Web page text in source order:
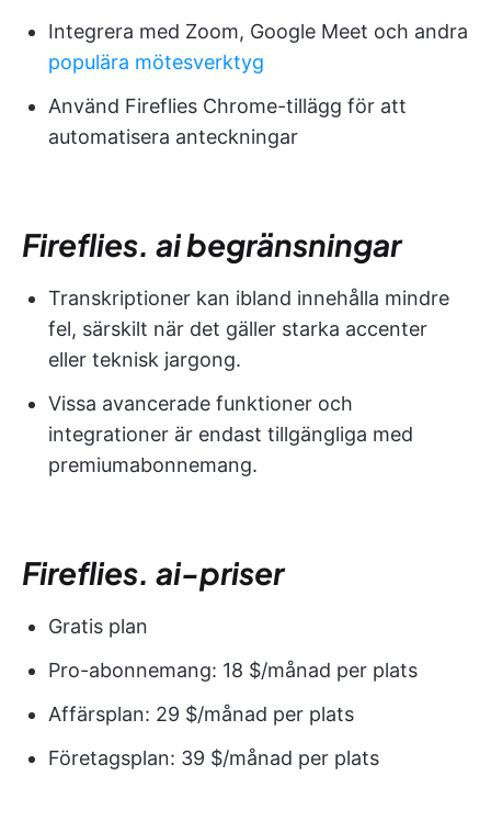
Integrera med Zoom, Google Meet och andra
populära mötesverktyg
Använd Fireflies Chrome-tillägg för att
automatisera anteckningar
Fireflies. ai begränsningar
Transkriptioner kan ibland innehålla mindre
fel, särskilt när det gäller starka accenter
eller teknisk jargong.
Vissa avancerade funktioner och
integrationer är endast tillgängliga med
premiumabonnemang.
Fireflies. ai-priser
Gratis plan
Pro-abonnemang: 18 $/månad per plats
Affärsplan: 29 $/månad per plats
Företagsplan: 39 $/månad per plats